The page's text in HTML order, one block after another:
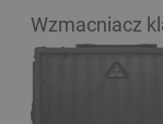
Wzmacniacz